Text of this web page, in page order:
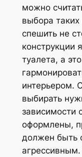
можно
выбора
спешить не
конструкции
туалета, а
интерьером.
выбирать
зависимости
оформлены,
должен быть